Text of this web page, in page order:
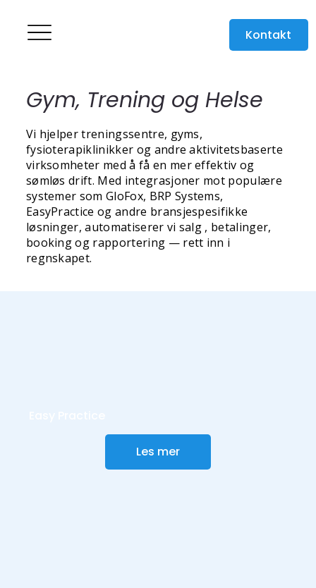
Kontakt
Gym, Trening og Helse
Vi hjelper treningssentre, gyms,
fysioterapiklinikker og andre aktivitetsbaserte
virksomheter med å få en mer effektiv og
sømløs drift. Med integrasjoner mot populære
systemer som GloFox, BRP Systems,
EasyPractice og andre bransjespesifikke
løsninger, automatiserer vi salg , betalinger,
booking og rapportering — rett inn i
regnskapet.
Les mer